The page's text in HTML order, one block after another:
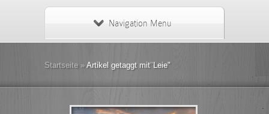
Navigation Menu
Startseite » Artikel getaggt mit"Leie"